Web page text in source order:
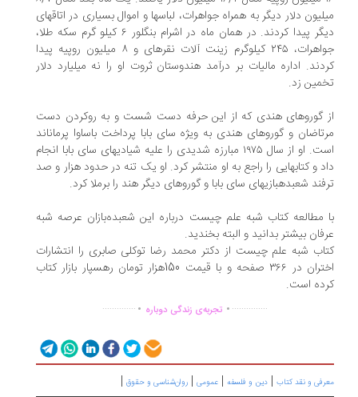
دلار دیگر به همراه جواهرات، لباسها و اموال بسیاری در اتاقهای
دیگر پیدا کردند. در همان ماه در اشرام بنگلور ۶ کیلو گرم سکه طلا،
جواهرات، ۲۴۵ کیلوگرم زینت آلات نقرهای و ۸ میلیون روپیه پیدا
اداره مالیات بر درآمد هندوستان ثروت او را نه میلیارد دلار
زد.
گوروهای هندی که از این حرفه دست شست و به روکردن دست
و گوروهای هندی به ویژه سای بابا پرداخت باساوا پرماناند
است. او از سال ۱۹۷۵ مبارزه شدیدی را علیه شیادیهای سای بابا انجام
و کتابهایی را راجع به او منتشر کرد. او یک تنه در حدود هزار و صد
شعبدهبازیهای سای بابا و گوروهای دیگر هند را برملا کرد.
مطالعه کتاب شبه علم چیست درباره این شعبده‌بازان عرصه شبه
بیشتر بدانید و البته بخندید.
شبه علم چیست از دکتر محمد رضا توکلی صابری را انتشارات
اختران در ۳۶۶ صفحه و با قیمت 150هزار تومان رهسپار بازار کتاب
است.
...............
. تجربه‌ی زندگی دوباره.
..............
و نقد کتاب|دین و فلسفه| عمومی |روان‌شناسی و حقوق|